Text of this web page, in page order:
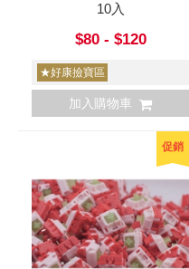
10入
$80 - $120
★好康撿寶區
加入購物車
促銷